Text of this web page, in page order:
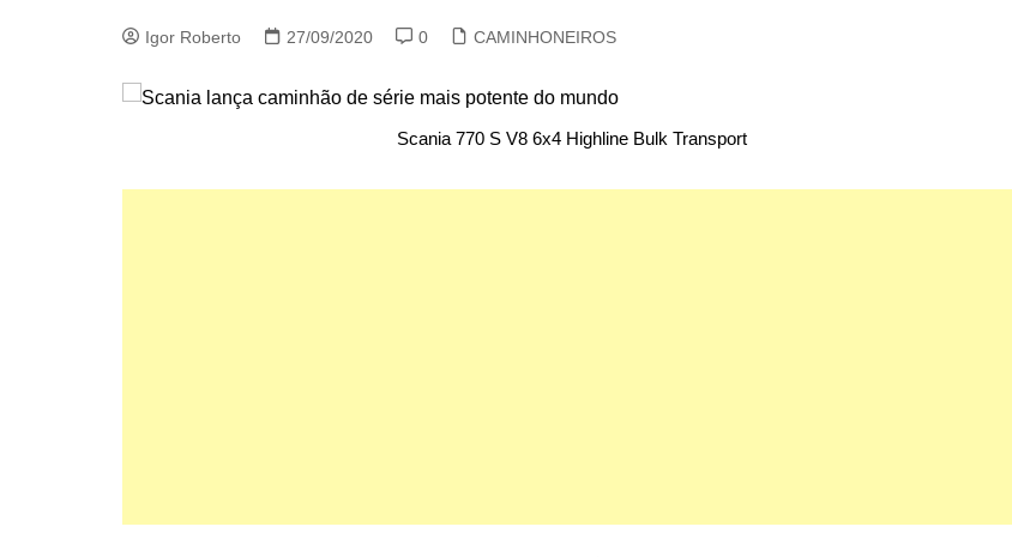
Igor Roberto 27/09/2020 0 CAMINHONEIROS
Scania 770 S V8 6x4 Highline Bulk Transport